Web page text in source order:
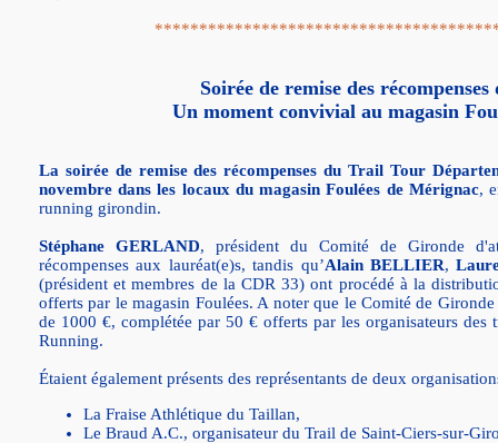
Soirée de remise des
Un moment convivial au magasin
La soirée de remise des récompenses du Trail Tour
novembre dans les locaux du magasin Foulées de Mérignac,
running girondin.
Stéphane GERLAND, président du Comité de Gironde
récompenses aux lauréat(e)s, tandis qu’Alain BELLIER,
(président et membres de la CDR 33) ont procédé à la
offerts par le magasin Foulées. A noter que le Comité de
de 1000 €, complétée par 50 € offerts par les organisateurs des
Running.
Étaient également présents des représentants de deux
La Fraise Athlétique du Taillan,
Le Braud A.C., organisateur du Trail de Saint-Ciers-sur-